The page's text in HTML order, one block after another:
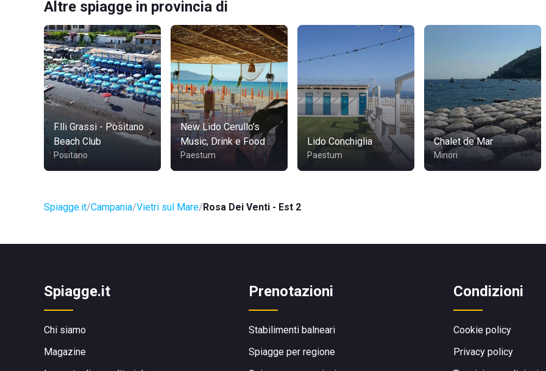
Altre spiagge in provincia di
F.lli Grassi - Positano
Beach Club
Positano
New Lido Cerullo's
Music, Drink e Food
Paestum
Lido Conchiglia
Paestum
Chalet de Mar
Minori
Spiagge.it Campania Vietri sul Mare Rosa Dei Venti - Est 2
Spiagge.it
Chi siamo
Magazine
Prenotazioni
Stabilimenti balneari
Spiagge per regione
Condizioni
Cookie policy
Privacy policy